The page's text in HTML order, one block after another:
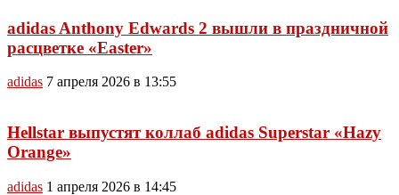
adidas Anthony Edwards 2 вышли в праздничной
расцветке «Easter»
adidas 7 апреля 2026 в 13:55
Hellstar выпустят коллаб adidas Superstar «Hazy
Orange»
adidas 1 апреля 2026 в 14:45